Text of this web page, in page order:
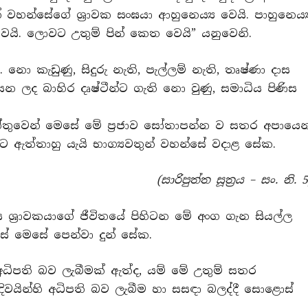
ශ්‍රාවක සංඝයා ආහුනෙය්‍ය වෙයි.
ලොවට උතුම් පින් කෙත වෙයි” යනුවෙනි.
කැඩුණු, සිදුරු නැති, පැල්ලම් නැති, තෘෂ්ණා දාස
ලද බාහිර දෘෂ්ටීන්ට ගැති නො වුණු, සමාධිය පිණිස
මෙසේ මේ ප්‍රජාව සෝතාපන්න ව සතර
යැයි භාග්‍යවතුන් වහන්සේ වදාළ සේක.
(සාරිපුත්ත සූත්‍රය – සං. නි.
ජීවිතයේ පිහිටන මේ අංග ගැන සියල්ල
මෙසේ පෙන්වා දුන් සේක.
බව ලැබීමක් ඇත්ද, යම් මේ උතුම් සතර
අධිපති බව ලැබීම හා සසඳා බලද්දී සොළොස්